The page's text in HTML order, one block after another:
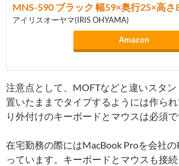
MNS-590 ブラック 幅59×奥行25×高さ
アイリスオーヤマ(IRIS OHYAMA)
Amazon
注意点として、MOFTなどと違いスタ
置いたままでタイプするようには作ら
り外付けのキーボードとマウスは必須で
在宅勤務の際にはMacBook Proを会社
っています。キーボードとマウスも接